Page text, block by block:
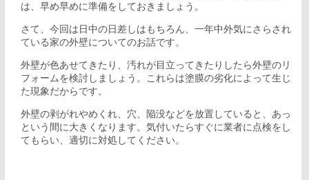
は、早め早めに準備をしておきましょう。
さて、今回は日中の日差しはもちろん、一年中外気にさらされ
ている家の外壁についてのお話です。
外壁が色あせてきたり、汚れが目立ってきたりしたら外壁のリ
フォームを検討しましょう。これらは塗膜の劣化によって生じ
た現象だからです。
外壁の剥がれやめくれ、穴、陥没などを放置していると、あっ
という間に大きくなります。気付いたらすぐに業者に点検をし
てもらい、適切に対処してください。